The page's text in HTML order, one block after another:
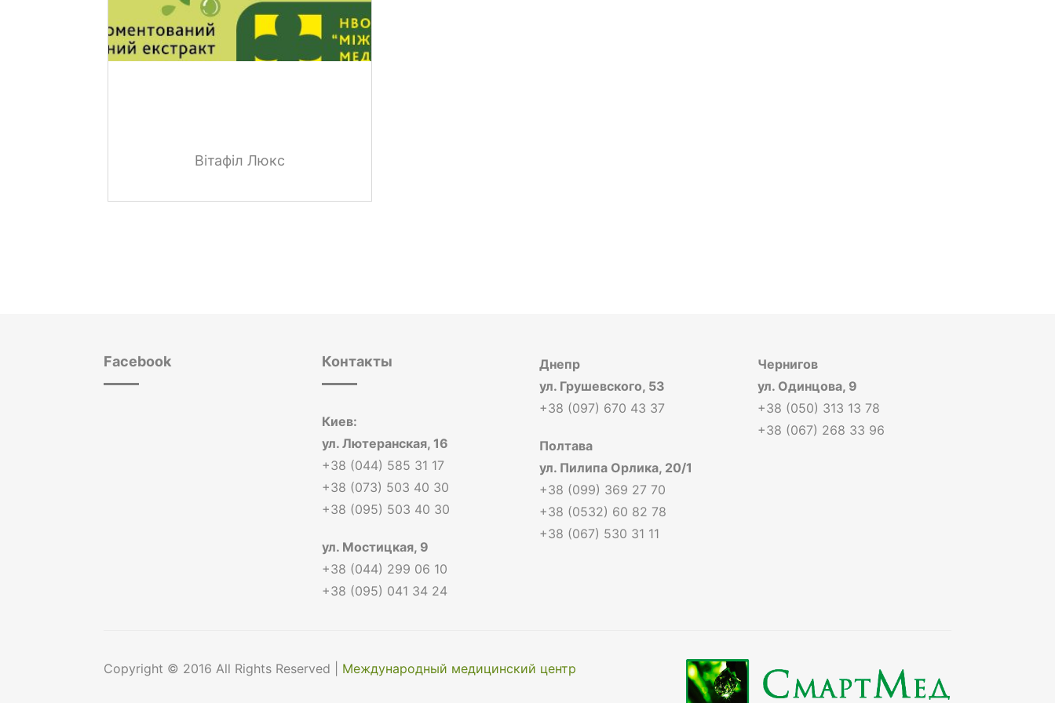
Вітафіл Люкс
Facebook Контакты
Киев:
ул. Лютеранская, 16
+38 (044) 585 31 17
+38 (073) 503 40 30
+38 (095) 503 40 30
ул. Мостицкая, 9
+38 (044) 299 06 10
+38 (095) 041 34 24
Днепр
ул. Грушевского, 53
+38 (097) 670 43 37
Полтава
ул. Пилипа Орлика, 20/1
+38 (099) 369 27 70
+38 (0532) 60 82 78
+38 (067) 530 31 11
Чернигов
ул. Одинцова, 9
+38 (050) 313 13 78
+38 (067) 268 33 96
Copyright © 2016 All Rights Reserved | Международный медицинский центр